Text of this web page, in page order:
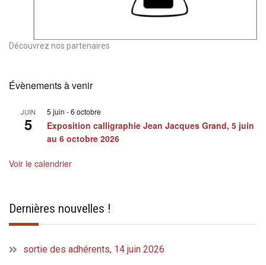
Découvrez nos partenaires
Évènements à venir
JUIN
5
5 juin -6 octobre
Exposition calligraphie Jean Jacques Grand, 5 juin
au 6 octobre 2026
Voir le calendrier
Dernières nouvelles !
sortie des adhérents, 14 juin 2026